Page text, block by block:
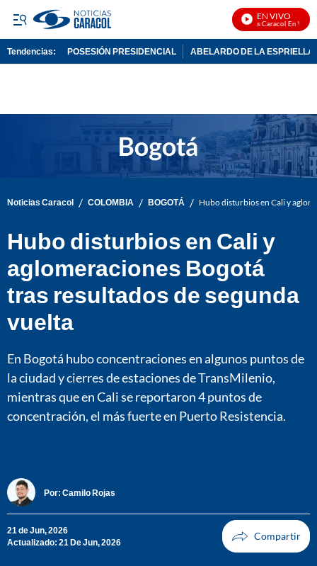
EN VIVO
Noticias Caracol En Vivo
Tendencias: POSESIÓN PRESIDENCIAL ABELARDO DE LA ESPRIELLA
Noticias Caracol / COLOMBIA / BOGOTÁ / Hubo disturbios en Cali y
Hubo disturbios en Cali y
aglomeraciones Bogotá
tras resultados de segunda
vuelta
En Bogotá hubo concentraciones en algunos puntos de
la ciudad y cierres de estaciones de TransMilenio,
mientras que en Cali se reportaron 4 puntos de
concentración, el más fuerte en Puerto Resistencia.
Por: Camilo Rojas
21 de Jun, 2026
Actualizado: 21 De Jun, 2026